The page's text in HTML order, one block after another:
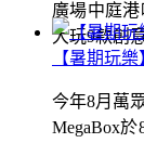
廣場中庭
大玩9款創
【暑期玩
今年8月萬
MegaBox